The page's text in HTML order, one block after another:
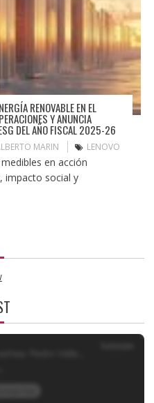
RENOVABLE EN EL
Y ANUNCIA
DEL AÑO FISCAL 2025-26
MARIN LENOVO
en acción
impacto social y